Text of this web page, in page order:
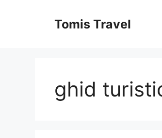
Tomis Travel
ghid